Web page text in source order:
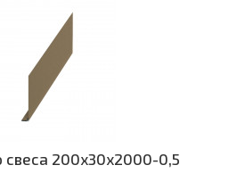
свеса 200х30х2000-0,5